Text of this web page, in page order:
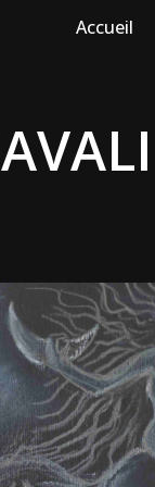
Accueil